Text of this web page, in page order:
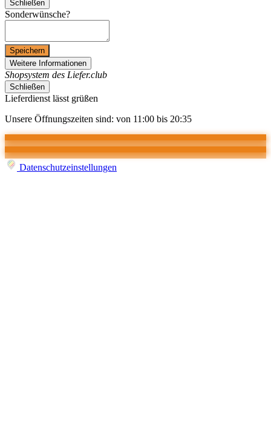
Schließen
Sonderwünsche?
Speichern
Weitere Informationen
Shopsystem des Liefer.club
Schließen
Lieferdienst lässt grüßen
Unsere Öffnungszeiten sind: von 11:00 bis 20:35
Datenschutzeinstellungen